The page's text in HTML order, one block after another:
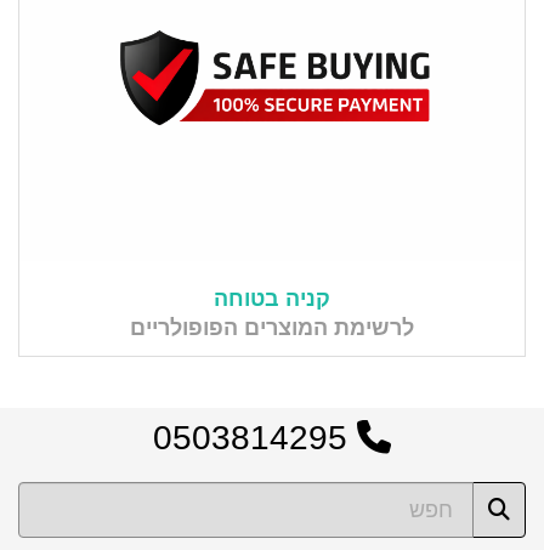
קניה בטוחה
לרשימת המוצרים הפופולריים